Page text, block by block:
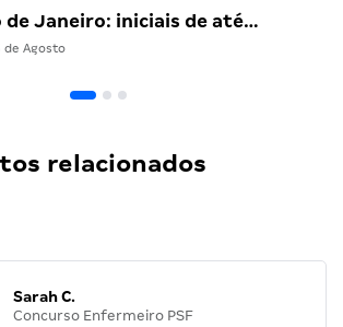
de Janeiro: iniciais de até…
de Agosto
relacionados
Sarah C.
Concurso Enfermeiro PSF